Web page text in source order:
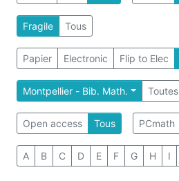
Fragile Tous
Papier Electronic Flip to Elec
Montpellier - Bib. Math. Toutes
Open access Tous PCmath
A B C D E F G H I